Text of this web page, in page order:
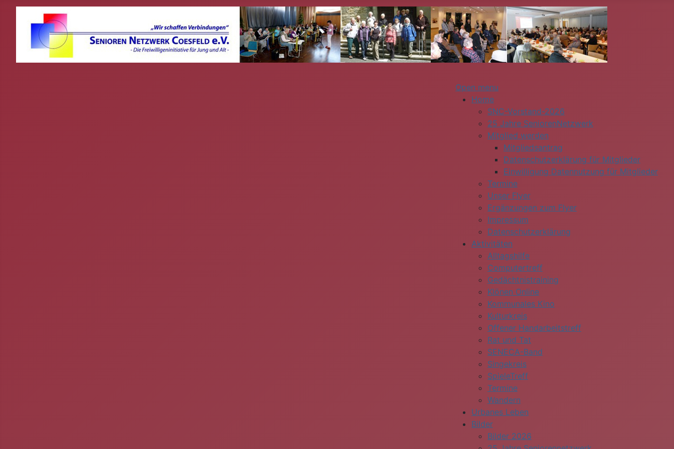
Open menu
Home
SNC-Vorstand-2026
25 Jahre SeniorenNetzwerk
Mitglied werden
Mitgliedsantrag
Datenschutzerklärung für Mitglieder
Einwilligung Datennutzung für Mitglieder
Termine
Unser Flyer
Ergänzungen zum Flyer
Impressum
Datenschutzerklärung
Aktivitäten
Alltagshilfe
Computertreff
Gedächtnistraining
Klönen Online
Kommunales Kino
Kulturkreis
Offener Handarbeitstreff
Rat und Tat
SENECA-Band
Singekreis
SpieleTreff
Termine
Wandern
Urbanes Leben
Bilder
Bilder 2026